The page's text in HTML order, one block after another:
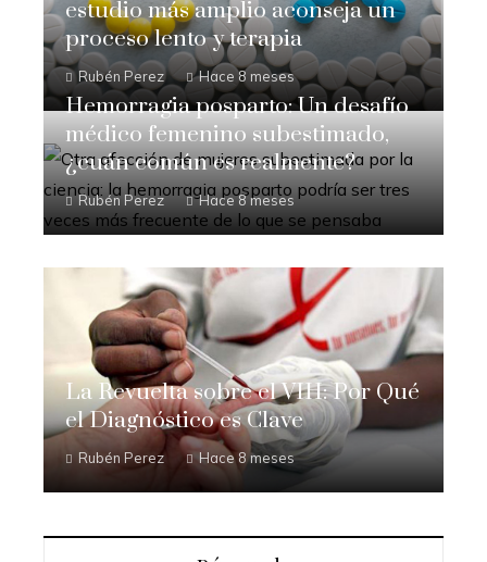
estudio más amplio aconseja un
proceso lento y terapia
Rubén Perez Hace 8 meses
Hemorragia posparto: Un desafío
médico femenino subestimado,
¿cuán común es realmente?
Rubén Perez Hace 8 meses
La Revuelta sobre el VIH: Por Qué
el Diagnóstico es Clave
Rubén Perez Hace 8 meses